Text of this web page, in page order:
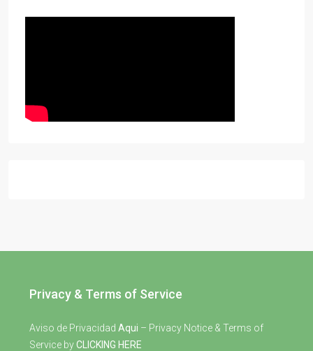
Privacy & Terms of Service
Aviso de Privacidad Aqui – Privacy Notice & Terms of
Service byCLICKING HERE